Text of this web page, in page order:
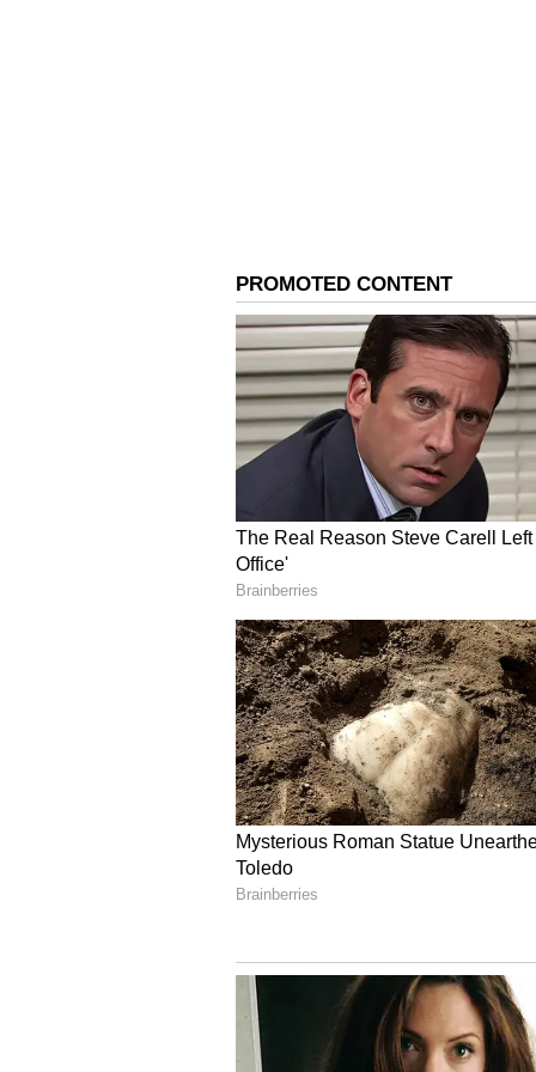
Image Credit :X/EmiratesCricket
కేవలం 5 బంతుల్లోనే టార్గెట్
సౌదీ అరేబియా నిర్దేశించిన 28 పరుగుల
పట్టలేదు. మొదటి ఓవర్ ముగియక
అమీర్ వేసిన మొదటి ఓవర్‌లోనే ఏకంగా 11
ఉన్నాయి.
దీంతో యూఏఈ పని చాలా ఈజీ
ఎదుర్కొని 2 ఫోర్లు, 1 సిక్సర్‌తో
జట్టుకు చరిత్రాత్మక విజయాన్ని